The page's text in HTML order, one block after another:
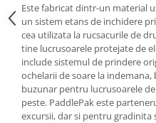
Este fabricat dintr-un material
un sistem etans de inchidere
cea utilizata la rucsacurile de
tine lucrusoarele protejate de
include sistemul de prindere
ochelarii de soare la
buzunar pentru lucrusoarele
peste. PaddlePak este
excursii, dar si pentru gradinita